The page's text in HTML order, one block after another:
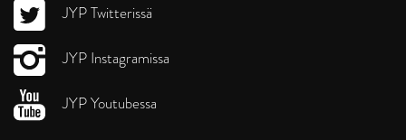
JYP Twitterissä
JYP Instagramissa
JYP Youtubessa